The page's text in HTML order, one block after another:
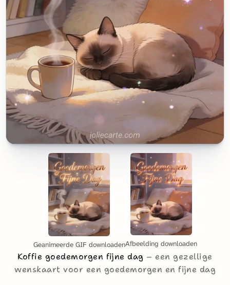
Geanimeerde GIF downloadenAfbeelding downloaden
Koffie goedemorgen fijne dag
een gezellige
wenskaart voor een goedemorgen en fijne dag